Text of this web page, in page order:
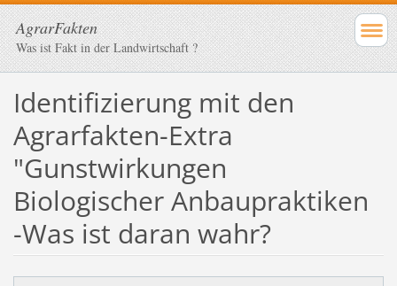
AgrarFakten
Was ist Fakt in der Landwirtschaft ?
Identifizierung mit den
Agrarfakten-Extra
"Gunstwirkungen
Biologischer Anbaupraktiken
-Was ist daran wahr?